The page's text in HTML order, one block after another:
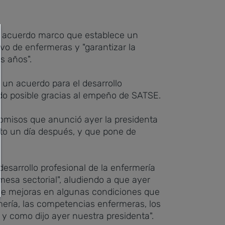
marco que establece un
de enfermeras y "garantizar la
años".
acuerdo para el desarrollo
posible gracias al empeño de SATSE.
que anunció ayer la presidenta
un día después, y que pone de
profesional de la enfermería
sectorial", aludiendo a que ayer
mejoras en algunas condiciones que
las competencias enfermeras, los
como dijo ayer nuestra presidenta".